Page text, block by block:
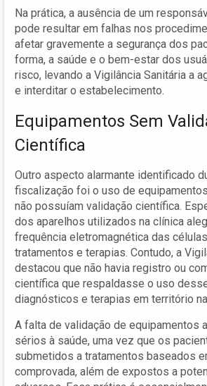
Na prática, a ausência de um
pode resultar em falhas nos
afetar gravemente a segurança dos
forma, a saúde e o bem-estar dos
risco, levando a Vigilância Sanitária a
e interditar o estabelecimento.
Equipamentos Sem
Científica
Outro aspecto alarmante identificado
fiscalização foi o uso de
não possuíam validação científica.
dos aparelhos utilizados na clínica
frequência eletromagnética das
tratamentos e terapias. Contudo, a
destacou que não havia registro ou
científica que respaldasse o uso
diagnósticos e terapias em território
A falta de validação de equipamentos
sérios à saúde, uma vez que os
submetidos a tratamentos baseados
comprovada, além de expostos a